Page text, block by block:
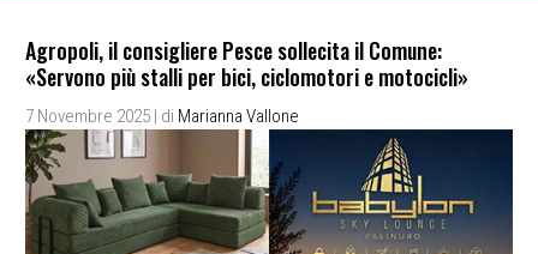
Agropoli, il consigliere Pesce sollecita il Comune:
«Servono più stalli per bici, ciclomotori e motocicli»
7 Novembre 2025 | di Marianna Vallone